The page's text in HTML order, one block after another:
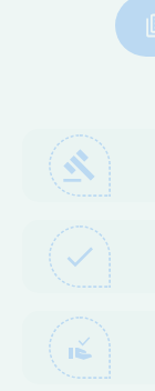
gavel
check
approval_delegation